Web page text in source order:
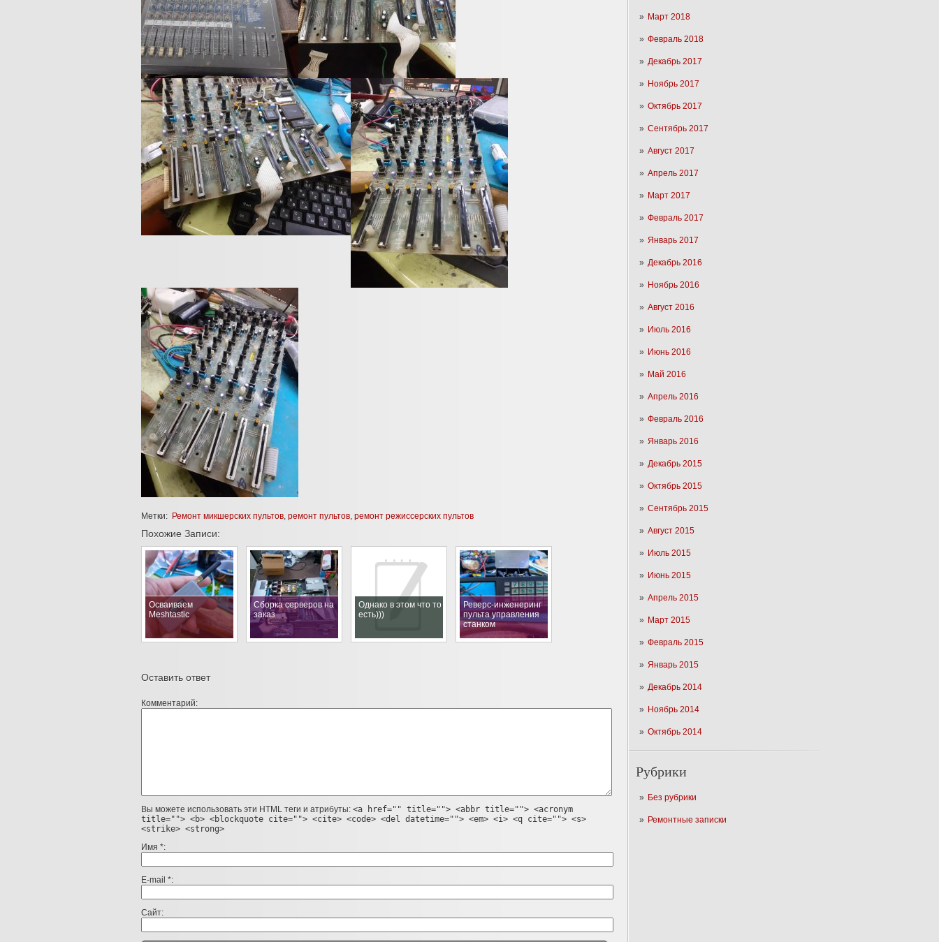
Март 2018
Февраль 2018
Декабрь 2017
Ноябрь 2017
Октябрь 2017
Сентябрь 2017
Август 2017
Апрель 2017
Март 2017
Февраль 2017
Январь 2017
Декабрь 2016
Ноябрь 2016
Август 2016
Июль 2016
Июнь 2016
Май 2016
Апрель 2016
Февраль 2016
Январь 2016
Декабрь 2015
Октябрь 2015
Сентябрь 2015
Август 2015
Июль 2015
Июнь 2015
Апрель 2015
Март 2015
Февраль 2015
Январь 2015
Декабрь 2014
Ноябрь 2014
Октябрь 2014
Рубрики
Без рубрики
Ремонтные записки
Метки: Ремонт микшерских пультов, ремонт пультов, ремонт режиссерских пультов
Похожие Записи:
Осваиваем
Meshtastic
Сборка серверов на
заказ
Однако в этом что то
есть)))
Реверс-инженеринг
пульта управления
станком
Оставить ответ
Комментарий
Вы можете использовать эти HTML теги и атрибуты: <a href="" title=""> <abbr title=""> <acronym
title=""> <b> <blockquote cite=""> <cite> <code> <del datetime=""> <em> <i> <q cite=""> <s>
<strike> <strong>
Имя *
E-mail *
Сайт